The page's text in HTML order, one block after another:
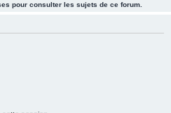
pour consulter les sujets de ce forum.